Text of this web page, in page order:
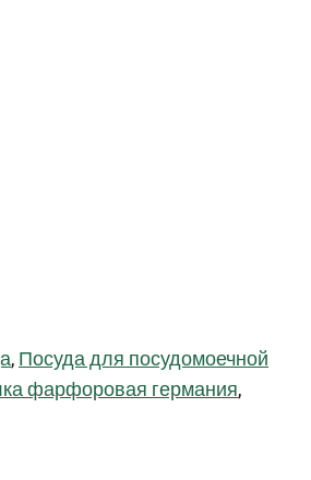
,Посуда для посудомоечной
фарфоровая германия,